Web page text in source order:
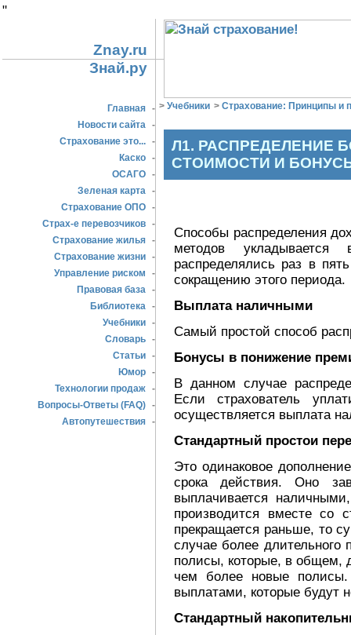
"
Znay.ru
Знай.ру
Главная -
Новости сайта -
Страхование это... -
Каско -
ОСАГО -
Зеленая карта -
Страхование ОПО -
Страх-е перевозчиков -
Страхование жилья -
Страхование жизни -
Управление риском
-
Правовая база -
Библиотека -
Учебники -
Словарь -
Статьи -
Юмор -
Технологии продаж -
Вопросы-Ответы (FAQ) -
Автопутешествия -
> Учебники > Страхование: Принципы и
Л1. РАСПРЕДЕЛЕНИЕ
СТОИМОСТИ И
Способы распределения
методов
распределялись раз в
сокращению этого периода.
Выплата наличными
Самый простой способ
Бонусы в понижение
В данном случае
Если страхователь
осуществляется выплата
Стандартный простои
Это одинаковое
срока действия. Оно
выплачивается
производится вместе
прекращается раньше, то
случае более длительного
полисы, которые, в общем,
чем более новые
выплатами, которые будут
Стандартный